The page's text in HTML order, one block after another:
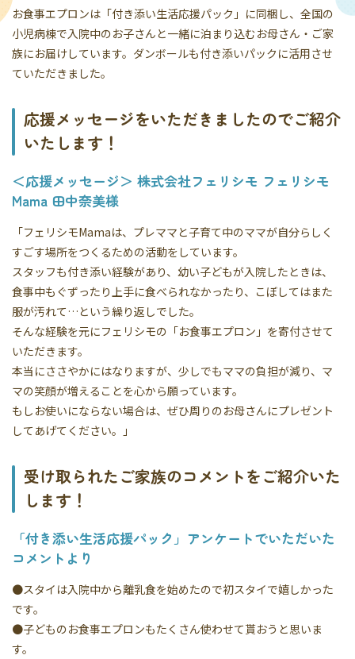
お食事エプロンは「付き添い生活応援パック」に同梱し、全国の
小児病棟で入院中のお子さんと一緒に泊まり込むお母さん・ご家
族にお届けしています。ダンボールも付き添いパックに活用させ
ていただきました。
応援メッセージをいただきましたのでご紹介
いたします！
＜応援メッセージ＞ 株式会社フェリシモ フェリシモ
Mama 田中奈美様
「フェリシモMamaは、プレママと子育て中のママが自分らしく
すごす場所をつくるための活動をしています。
スタッフも付き添い経験があり、幼い子どもが入院したときは、
食事中もぐずったり上手に食べられなかったり、こぼしてはまた
服が汚れて…という繰り返しでした。
そんな経験を元にフェリシモの「お食事エプロン」を寄付させて
いただきます。
本当にささやかにはなりますが、少しでもママの負担が減り、マ
マの笑顔が増えることを心から願っています。
もしお使いにならない場合は、ぜひ周りのお母さんにプレゼント
してあげてください。」
受け取られたご家族のコメントをご紹介いた
します！
「付き添い生活応援パック」アンケートでいただいた
コメントより
●スタイは入院中から離乳食を始めたので初スタイで嬉しかった
です。
●子どものお食事エプロンもたくさん使わせて貰おうと思いま
す。